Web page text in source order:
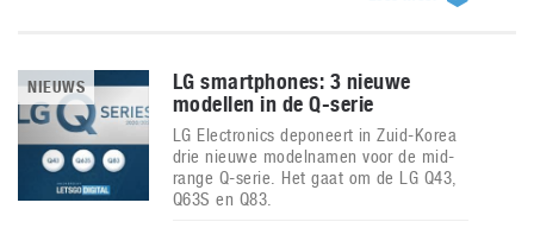
NIEUWS
LG smartphones: 3 nieuwe
modellen in de Q-serie
LG Electronics deponeert in Zuid-Korea
drie nieuwe modelnamen voor de mid-
range Q-serie. Het gaat om de LG Q43,
Q63S en Q83.